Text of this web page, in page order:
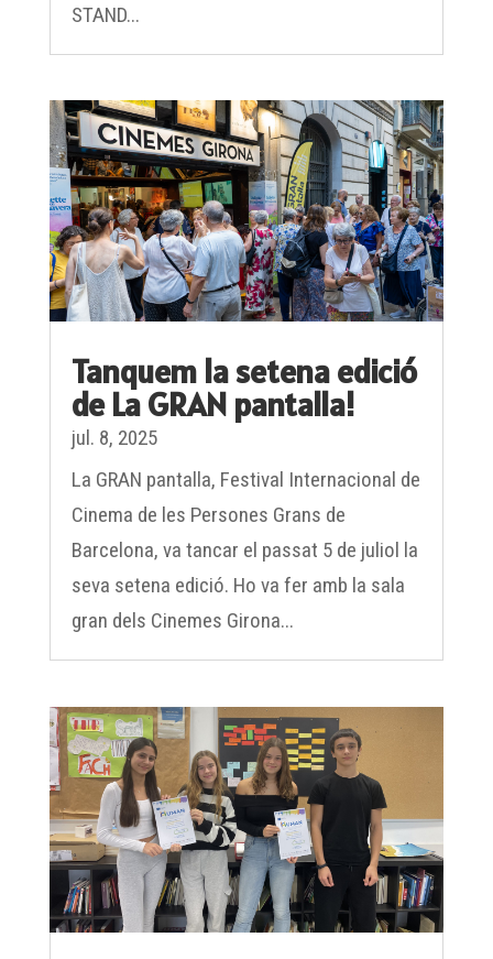
STAND...
Tanquem la setena edició
de La GRAN pantalla!
jul. 8, 2025
La GRAN pantalla, Festival Internacional de
Cinema de les Persones Grans de
Barcelona, va tancar el passat 5 de juliol la
seva setena edició. Ho va fer amb la sala
gran dels Cinemes Girona...